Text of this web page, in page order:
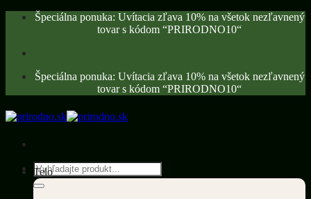
Skip
Špeciálna ponuka: Uvítacia zľava 10% na všetok nezľavnený
tovar s kódom “PRIRODNO10“
Špeciálna ponuka: Uvítacia zľava 10% na všetok nezľavnený
tovar s kódom “PRIRODNO10“
Hľadať:
Telo